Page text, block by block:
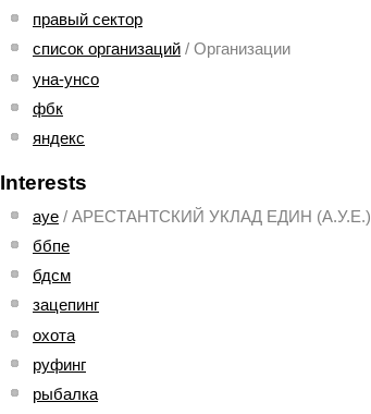
правый сектор
список организаций / Организации
уна-унсо
фбк
яндекс
Interests
ауе / АРЕСТАНТСКИЙ УКЛАД ЕДИН (А.У.Е.)
ббпе
бдсм
зацепинг
охота
руфинг
рыбалка